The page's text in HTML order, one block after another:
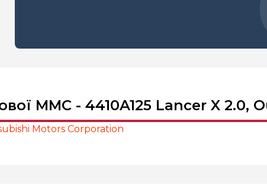
MMC - 4410A125 Lancer X 2.0,
Motors Corporation